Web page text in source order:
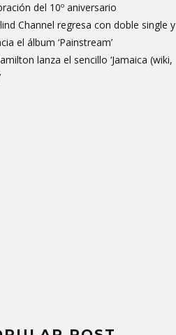
del 10º aniversario
Channel regresa con doble single y
el álbum ‘Painstream’
lanza el sencillo ‘Jamaica (wiki,